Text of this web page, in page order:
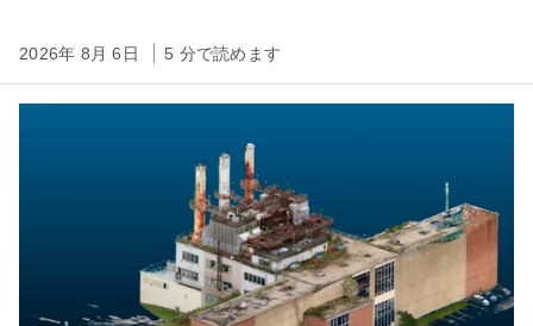
2026年 8月 6日 5 分で読めます